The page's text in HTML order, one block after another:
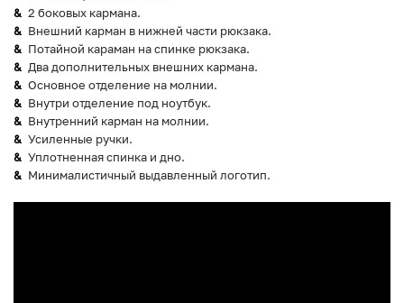
2 боковых кармана.
Внешний карман в нижней части рюкзака.
Потайной караман на спинке рюкзака.
Два дополнительных внешних кармана.
Основное отделение на молнии.
Внутри отделение под ноутбук.
Внутренний карман на молнии.
Усиленные ручки.
Уплотненная спинка и дно.
Минималистичный выдавленный логотип.